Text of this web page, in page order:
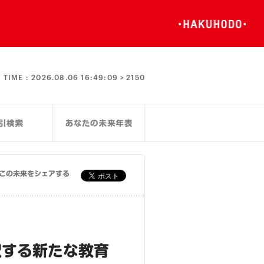
TIME :2026.08.06 16:49:10 > 2150
の未来をシェアする
る新たな教育